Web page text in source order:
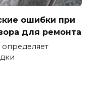
ошибки при
для ремонта